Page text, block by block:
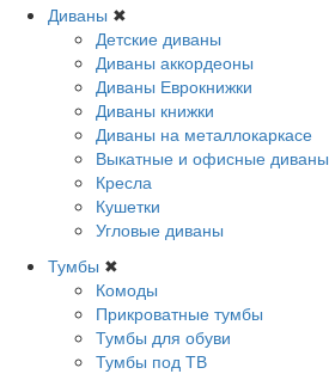
Диваны ✖
Детские диваны
Диваны аккордеоны
Диваны Еврокнижки
Диваны книжки
Диваны на металлокаркасе
Выкатные и офисные диваны
Кресла
Кушетки
Угловые диваны
Тумбы ✖
Комоды
Прикроватные тумбы
Тумбы для обуви
Тумбы под ТВ